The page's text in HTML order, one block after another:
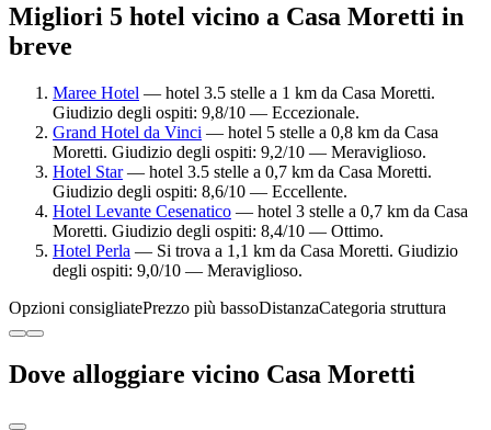
Migliori 5 hotel vicino a Casa Moretti in
breve
Maree Hotel — hotel 3.5 stelle a 1 km da Casa Moretti.
Giudizio degli ospiti: 9,8/10 — Eccezionale.
Grand Hotel da Vinci — hotel 5 stelle a 0,8 km da Casa
Moretti. Giudizio degli ospiti: 9,2/10 — Meraviglioso.
Hotel Star— hotel 3.5 stelle a 0,7 km da Casa Moretti.
Giudizio degli ospiti: 8,6/10 — Eccellente.
Hotel Levante Cesenatico — hotel 3 stelle a 0,7 km da Casa
Moretti. Giudizio degli ospiti: 8,4/10 — Ottimo.
Hotel Perla — Si trova a 1,1 km da Casa Moretti. Giudizio
degli ospiti: 9,0/10 — Meraviglioso.
Opzioni consigliatePrezzo più bassoDistanzaCategoria struttura
Dove alloggiare vicino Casa Moretti